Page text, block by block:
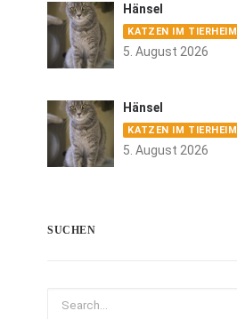
Hänsel
KATZEN IM TIERHEIM
5. August 2026
Hänsel
KATZEN IM TIERHEIM
5. August 2026
SUCHEN